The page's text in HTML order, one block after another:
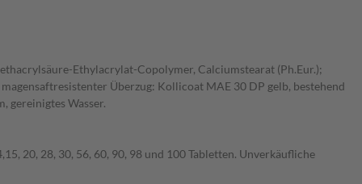
Ethylacrylat-Copolymer, Calciumstearat (Ph.Eur.);
Überzug: Kollicoat MAE 30 DP gelb, bestehend
gereinigtes Wasser.
20, 28, 30, 56, 60, 90, 98 und 100 Tabletten. Unverkäufliche